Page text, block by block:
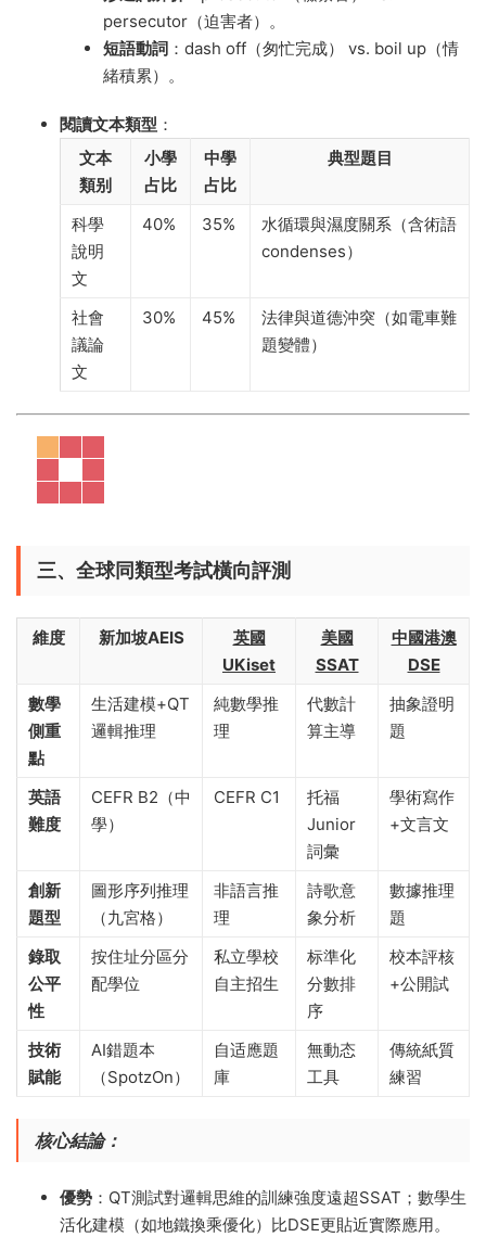
persecutor（迫害者）。
短語動詞 ​：dash off（匆忙完成） vs. boil up（情
緒積累）。
閱讀文本類型 ​：
文本
類别
小學
占比
中學
占比
典型題目
科學
說明
文
40% 35%
水循環與濕度關系（含術語
condenses）
社會
議論
文
30% 45%
法律與道德沖突（如電車難
題變體）
三、全球同類型考試橫向評測
維度 新加坡AEIS
英國
UKiset
美國
SSAT
中國港澳
DSE
數學
側重
點
生活建模+QT
邏輯推理
純數學推
理
代數計
算主導
抽象證明
題
英語
難度
CEFR B2（中
學）
CEFR C1
托福
Junior
詞彙
學術寫作
+文言文
創新
題型
圖形序列推理
（九宮格）
非語言推
理
詩歌意
象分析
數據推理
題
錄取
公平
性
按住址分區分
配學位
私立學校
自主招生
标準化
分數排
序
校本評核
+公開試
技術
賦能
AI錯題本
（SpotzOn）
自适應題
庫
無動态
工具
傳統紙質
練習
核心結論​：
優勢 ​：QT測試對邏輯思維的訓練強度遠超SSAT；數學生
活化建模（如地鐵換乘優化）比DSE更貼近實際應用。